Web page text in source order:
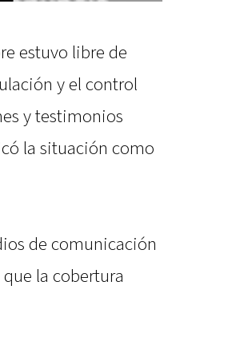
estuvo libre de
y el control
y testimonios
la situación como
de comunicación
la cobertura